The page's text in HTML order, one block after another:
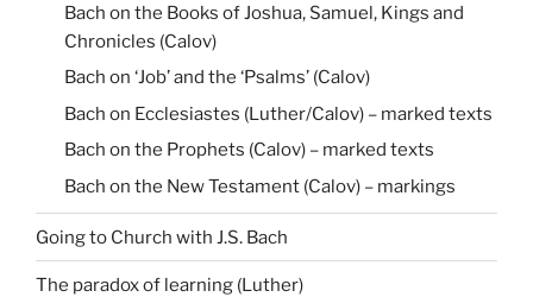
Bach on the Books of Joshua, Samuel, Kings and
Chronicles (Calov)
Bach on ‘Job’ and the ‘Psalms’ (Calov)
Bach on Ecclesiastes (Luther/Calov) – marked texts
Bach on the Prophets (Calov) – marked texts
Bach on the New Testament (Calov) – markings
Going to Church with J.S. Bach
The paradox of learning (Luther)